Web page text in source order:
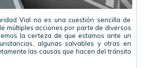
Vial no es una cuestión sencilla de
múltiples acciones por parte de diversos
la certeza de que estamos ante un
algunas salvables y otras en
las causas que hacen del tránsito